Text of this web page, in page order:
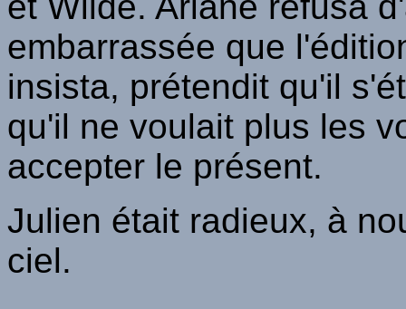
embarrassée que
insista, prétendit qu'il
qu'il ne voulait plus les
accepter le présent.
Julien était radieux, à
ciel.